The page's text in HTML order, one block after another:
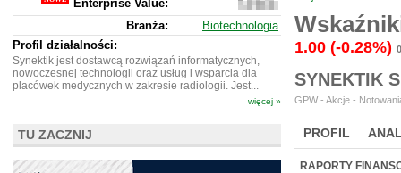
1.00 (-0.28%)
SYNEKTIK
GPW - Akcje -
PROFIL
WYCENA BR
RAPORTY
Enterprise Value:
3
026
224 311
Branża:
Biotechnologia
Profil działalności:
Synektik jest dostawcą rozwiązań informatycznych,
nowoczesnej technologii oraz usług i wsparcia dla
placówek medycznych w zakresie radiologii. Jest...
więcej »
TU ZACZNIJ